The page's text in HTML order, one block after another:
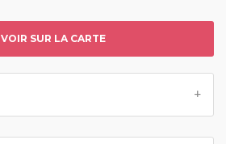
VOIR SUR LA CARTE